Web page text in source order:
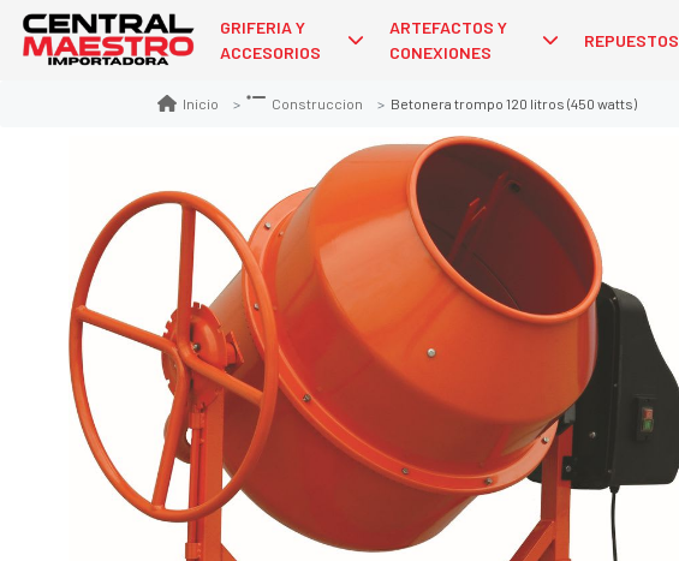
GRIFERIA Y
ACCESORIOS
ARTEFACTOS Y
CONEXIONES
REPUESTOS
Inicio Construccion Betonera trompo 120 litros (450 watts)